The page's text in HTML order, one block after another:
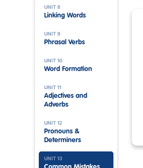
UNIT 8
Linking Words
UNIT 9
Phrasal Verbs
UNIT 10
Word Formation
UNIT 11
Adjectives and
Adverbs
UNIT 12
Pronouns &
Determiners
UNIT 13